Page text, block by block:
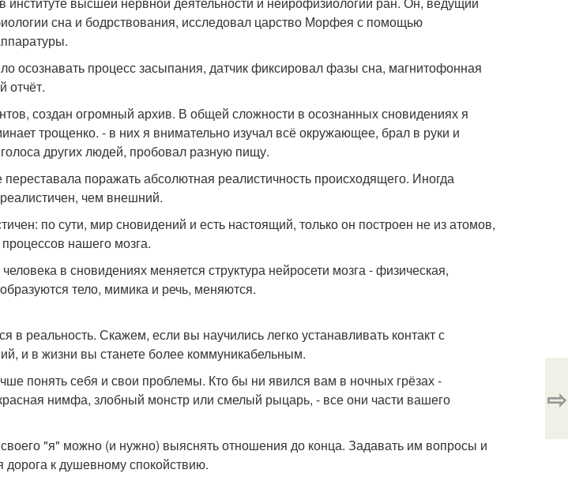
сна и бодрствования, исследовал царство Морфея с помощью
осознавать процесс засыпания, датчик фиксировал фазы сна, магнитофонная
отчёт.
создан огромный архив. В общей сложности в осознанных сновидениях я
трощенко. - в них я внимательно изучал всё окружающее, брал в руки и
других людей, пробовал разную пищу.
поражать абсолютная реалистичность происходящего. Иногда
чем внешний.
по сути, мир сновидений и есть настоящий, только он построен не из атомов,
процессов нашего мозга.
в сновидениях меняется структура нейросети мозга - физическая,
тело, мимика и речь, меняются.
в реальность. Скажем, если вы научились легко устанавливать контакт с
и в жизни вы станете более коммуникабельным.
понять себя и свои проблемы. Кто бы ни явился вам в ночных грёзах -
нимфа, злобный монстр или смелый рыцарь, - все они части вашего
"я" можно (и нужно) выяснять отношения до конца. Задавать им вопросы и
дорога к душевному спокойствию.
⇨